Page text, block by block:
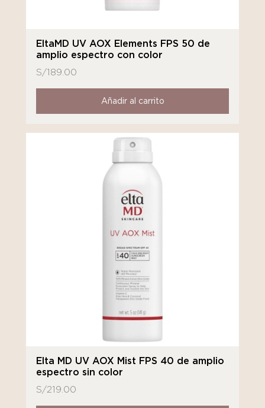
EltaMD UV AOX Elements FPS 50 de
amplio espectro con color
S/189.00
Añadir al carrito
Elta MD UV AOX Mist FPS 40 de amplio
espectro sin color
S/219.00